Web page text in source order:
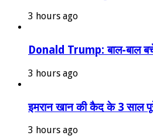
3 hours ago
Donald Trump: बाल-बाल बचे
3 hours ago
इमरान खान की कैद के 3 साल
3 hours ago